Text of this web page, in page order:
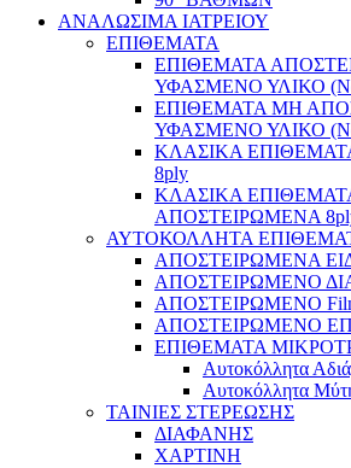
ΑΝΑΛΩΣΙΜΑ ΙΑΤΡΕΙΟΥ
ΕΠΙΘΕΜΑΤΑ
ΕΠΙΘΕΜΑΤΑ
ΥΦΑΣΜΕΝΟ ΥΛΙΚΟ
ΕΠΙΘΕΜΑΤΑ ΜΗ
ΥΦΑΣΜΕΝΟ ΥΛΙΚΟ
ΚΛΑΣΙΚΑ
8ply
ΚΛΑΣΙΚΑ
ΑΠΟΣΤΕΙΡΩΜΕΝΑ
ΑΥΤΟΚΟΛΛΗΤΑ
ΑΠΟΣΤΕΙΡΩΜΕΝΑ
ΑΠΟΣΤΕΙΡΩΜΕΝΟ
ΑΠΟΣΤΕΙΡΩΜΕΝΟ
ΑΠΟΣΤΕΙΡΩΜΕΝΟ
ΕΠΙΘΕΜΑΤΑ
Αυτοκόλλητα
Αυτοκόλλητα
ΤΑΙΝΙΕΣ ΣΤΕΡΕΩΣΗΣ
ΔΙΑΦΑΝΗΣ
ΧΑΡΤΙΝΗ